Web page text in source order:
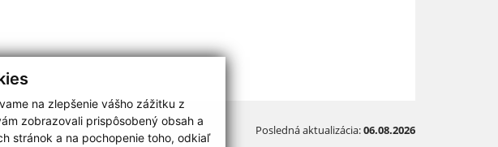
na zlepšenie vášho zážitku z
zobrazovali prispôsobený obsah a
stránok a na pochopenie toho, odkiaľ
Posledná aktualizácia:06.08.2026